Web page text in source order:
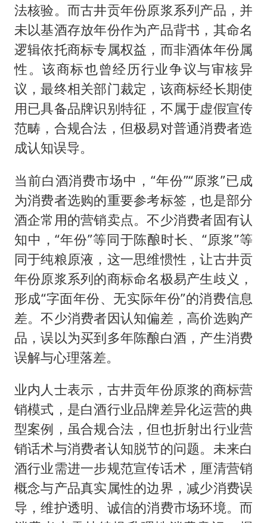
法核验。而古井贡年份原浆系列产品，并
未以基酒存放年份作为产品背书，其命名
逻辑依托商标专属权益，而非酒体年份属
性。该商标也曾经历行业争议与审核异
议，最终相关部门裁定，该商标经长期使
用已具备品牌识别特征，不属于虚假宣传
范畴，合规合法，但极易对普通消费者造
成认知误导。
当前白酒消费市场中，“年份”“原浆”已成
为消费者选购的重要参考标签，也是部分
酒企常用的营销卖点。不少消费者固有认
知中，“年份”等同于陈酿时长、“原浆”等
同于纯粮原液，这一思维惯性，让古井贡
年份原浆系列的商标命名极易产生歧义，
形成“字面年份、无实际年份”的消费信息
差。不少消费者因认知偏差，高价选购产
品，误以为买到多年陈酿白酒，产生消费
误解与心理落差。
业内人士表示，古井贡年份原浆的商标营
销模式，是白酒行业品牌差异化运营的典
型案例，虽合规合法，但也折射出行业营
销话术与消费者认知脱节的问题。未来白
酒行业需进一步规范宣传话术，厘清营销
概念与产品真实属性的边界，减少消费误
导，维护透明、诚信的消费市场环境。而